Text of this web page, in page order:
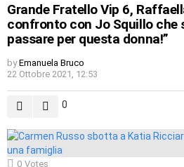
Grande Fratello Vip 6,
confronto con Jo Squillo che
passare per questa donna!”
by Emanuela Bruco
22 Ottobre 2021, 12:53
0
0 Votes